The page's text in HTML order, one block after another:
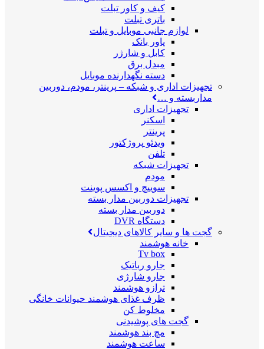
کیف و کاور تبلت
باتری تبلت
لوازم جانبی موبایل و تبلت
پاور بانک
کابل و شارژر
مبدل برق
دسته نگهدارنده موبایل
تجهیزات اداری و شبکه – پرینتر، مودم، دوربین
مداربسته و …
تجهیزات اداری
اسکنر
پرینتر
ویدئو پروژکتور
تلفن
تجهیزات شبکه
مودم
سوییچ و اکسس پوینت
تجهیزات دوربین مدار بسته
دوربین مدار بسته
دستگاه DVR
گجت ها و سایر کالاهای دیجیتال
خانه هوشمند
Tv box
جارو رباتیک
جارو شارژی
ترازو هوشمند
ظرف غذای هوشمند حیوانات خانگی
مخلوط کن
گجت های پوشیدنی
مچ بند هوشمند
ساعت هوشمند